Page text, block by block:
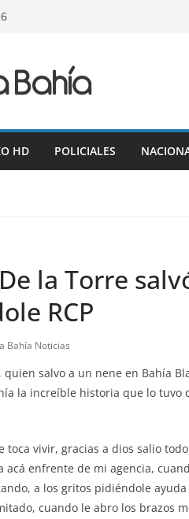
HD POLICIALES
la Torre
RCP
Bahía Noticias
quien salvo a un nene en Bahía
la increíble historia que lo tuvo
toca vivir, gracias a dios salio
acá enfrente de mi agencia,
a los gritos pidiéndole
cuando le abro los brazos